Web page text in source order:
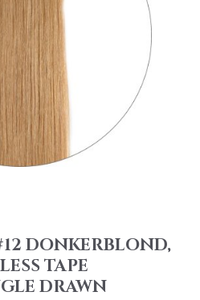
DONKERBLOND,
TAPE
DRAWN